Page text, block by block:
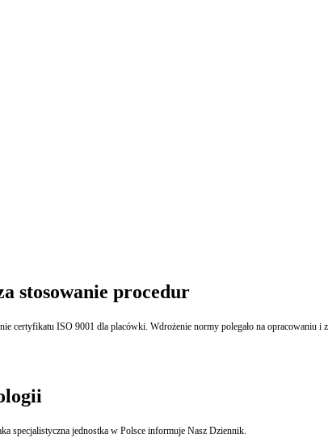
stosowanie procedur
W warszawskim Szpitalu Solec od roku 2015 przestanie istnieć pododdział proktologii, jedyna taka specjalistyczna jednostka w Polsce informuje Nasz Dziennik.